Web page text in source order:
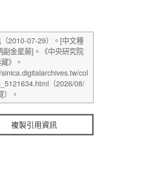
複製引用資訊